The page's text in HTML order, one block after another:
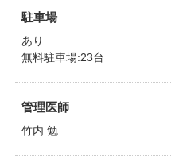
駐車場
あり
無料駐車場:23台
管理医師
竹内 勉